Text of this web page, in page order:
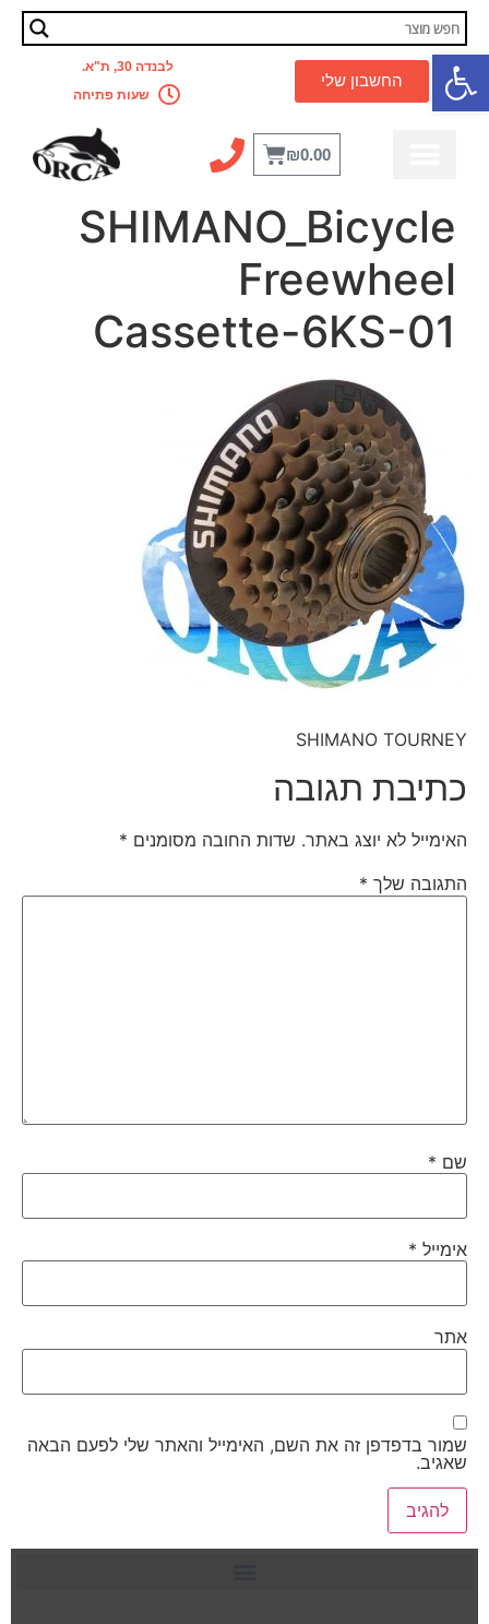
פתח סרגל נגישותהחשבון שלי
לבנדה 30, ת"א.
שעות פתיחה
₪0.00
SHIMANO_Bicycle
Freewheel
Cassette-6KS-01
SHIMANO TOURNEY
כתיבת תגובה
האימייל לא יוצג באתר. שדות החובה מסומנים *
התגובה שלך *
שם *
אימייל *
אתר
שמור בדפדפן זה את השם, האימייל והאתר שלי לפעם הבאה
שאגיב.